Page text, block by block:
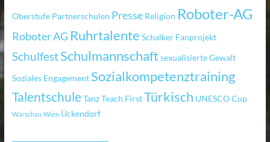
Oberstufe Partnerschulen Presse Religion Roboter-AG
Roboter AG Ruhrtalente Schalker Fanprojekt
SchulfestSchulmannschaftsexualisierte Gewalt
Soziales Engagement Sozialkompetenztraining
TalentschuleTanzTeach FirstTürkisch UNESCO Cup
Warschau Wien Ückendorf